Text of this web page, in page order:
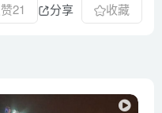
21 分享 收藏